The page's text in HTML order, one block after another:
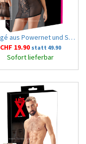
Negligé aus Powernet und Spitze, transparent 2XL
CHF 19.90 statt 49.90
Sofort lieferbar